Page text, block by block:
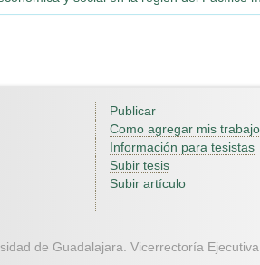
Publicar
Como agregar mis
Información para tesistas
Subir tesis
Subir artículo
de Guadalajara. Vicerrectoría